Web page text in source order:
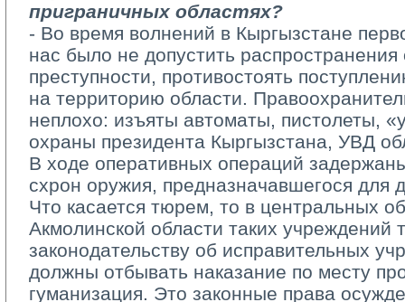
приграничных областях?
- Во время волнений в Кыргызстане
нас было не допустить распространения
преступности, противостоять
на территорию области.
неплохо: изъяты автоматы, пистолеты,
охраны президента Кыргызстана, УВД
В ходе оперативных операций
схрон оружия, предназначавшегося для
Что касается тюрем, то в центральных
Акмолинской области таких учреждений
законодательству об исправительных
должны отбывать наказание по месту
гуманизация. Это законные права